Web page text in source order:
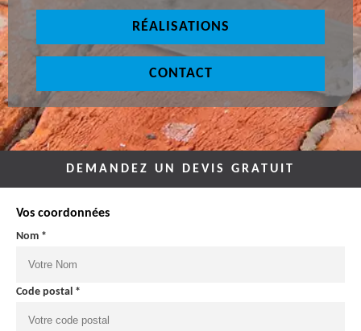
RÉALISATIONS
CONTACT
DEMANDEZ UN DEVIS GRATUIT
Vos coordonnées
Nom *
Code postal *